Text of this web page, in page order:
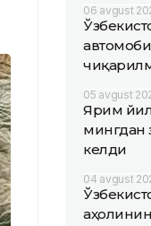
06 avgust
05 avgust
Ярим
мингдан
келди
04 avgust